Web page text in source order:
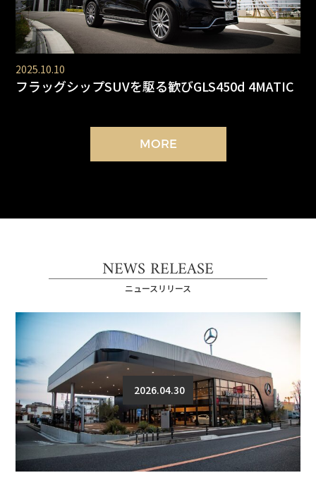
2025.10.10
フラッグシップSUVを駆る歓びGLS450d 4MATIC
MORE
NEWS RELEASE
ニュースリリース
2026.04.30